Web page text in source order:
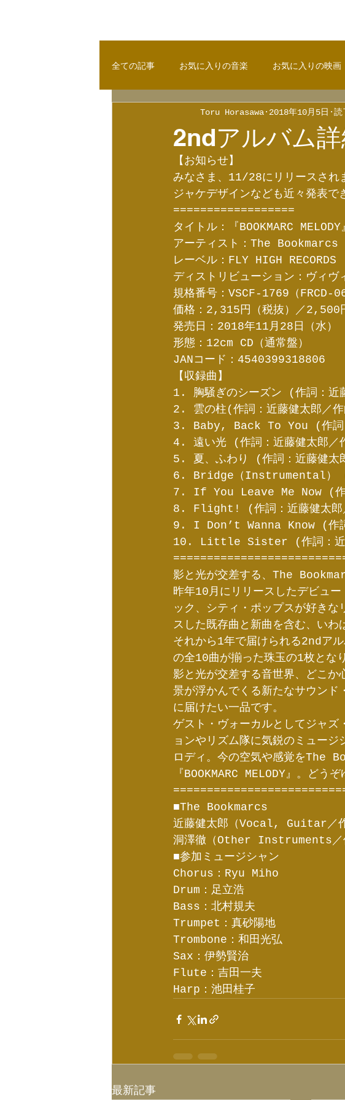
全ての記事 お気に入りの音楽 お気に入りの映画
2ndアルバム
Toru Horasawa 2018年10月5日 読
【お知らせ】
みなさま、11/28にリリースされ
ジャケデザインなども近々発表で
==================
タイトル：『BOOKMARC MELODY』
アーティスト：The Bookmarcs
レーベル：FLY HIGH RECORDS
ディストリビューション：ヴィヴ
規格番号：VSCF-1769（FRCD-
価格：2,315円（税抜）／2,500
発売日：2018年11月28日（水）
形態：12cm CD（通常盤）
JANコード：4540399318806
【収録曲】
1. 胸騒ぎのシーズン (作詞：近
2. 雲の柱(作詞：近藤健太郎／作
3. Baby, Back To You (作詞：
4. 遠い光 (作詞：近藤健太郎／
5. 夏、ふわり (作詞：近藤健太
6. Bridge（Instrumental） (
7. If You Leave Me Now (作詞
8. Flight! (作詞：近藤健太郎／
9. I Don’t Wanna Know (作詞
10. Little Sister (作詞：近藤
影と光が交差する、The
昨年10月にリリースしたデビュー
ック、シティ・ポップスが好き
スした既存曲と新曲を含む、いわ
それから1年で届けられる2ndアル
の全10曲が揃った珠玉の1枚とな
影と光が交差する音世界、どこか
景が浮かんでくる新たなサウンド
に届けたい一品です。
ゲスト・ヴォーカルとしてジャ
ョンやリズム隊に気鋭のミュー
ロディ。今の空気や感覚をThe
『BOOKMARC MELODY』。どう
■The Bookmarcs
近藤健太郎（Vocal, Guitar／作
洞澤徹（Other Instruments／
■参加ミュージシャン
Chorus：Ryu Miho
Drum：足立浩
Bass：北村規夫
Trumpet：真砂陽地
Trombone：和田光弘
Sax：伊勢賢治
Flute：吉田一夫
Harp：池田桂子
最新記事